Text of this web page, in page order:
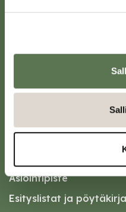
Kotiin meille
Asiointipiste
Esityslistat ja